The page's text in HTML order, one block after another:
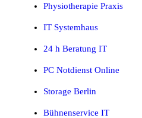
Physiotherapie Praxis
IT Systemhaus
24 h Beratung IT
PC Notdienst Online
Storage Berlin
Bühnenservice IT